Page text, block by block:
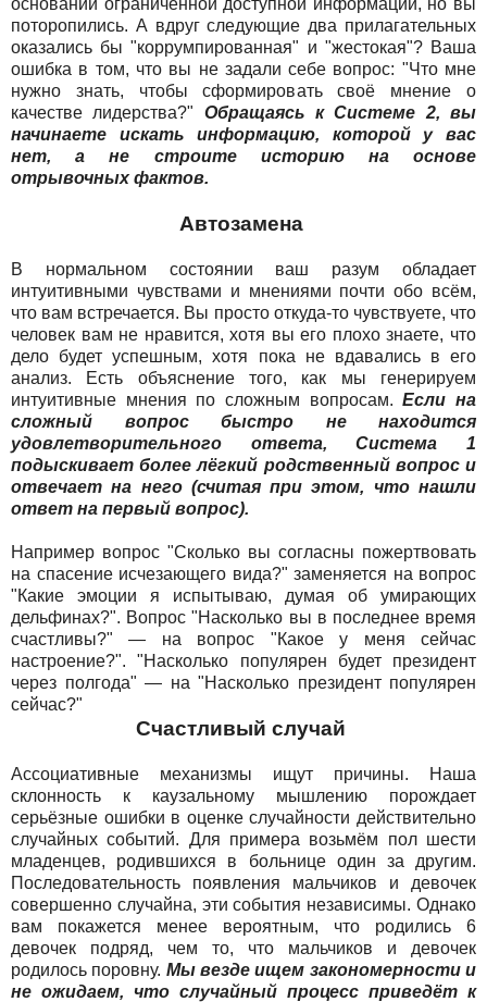
поторопились. А вдруг следующие два прилагательных
оказались бы "коррумпированная" и "жестокая"? Ваша
ошибка в том, что вы не задали себе вопрос: "Что мне
нужно знать, чтобы сформировать своё мнение о
качестве лидерства?" Обращаясь к Системе 2, вы
начинаете искать информацию, которой у вас
нет, а не строите историю на основе
отрывочных фактов.
Автозамена
В нормальном состоянии ваш разум обладает
интуитивными чувствами и мнениями почти обо всём,
что вам встречается. Вы просто откуда-то чувствуете, что
человек вам не нравится, хотя вы его плохо знаете, что
дело будет успешным, хотя пока не вдавались в его
анализ. Есть объяснение того, как мы генерируем
интуитивные мнения по сложным вопросам.Если на
сложный вопрос быстро не находится
удовлетворительного ответа, Система 1
подыскивает более лёгкий родственный вопрос и
отвечает на него (считая при этом, что нашли
ответ на первый вопрос).
Например вопрос "Сколько вы согласны пожертвовать
на спасение исчезающего вида?" заменяется на вопрос
"Какие эмоции я испытываю, думая об умирающих
дельфинах?". Вопрос "Насколько вы в последнее время
счастливы?" — на вопрос "Какое у меня сейчас
настроение?". "Насколько популярен будет президент
через полгода" — на "Насколько президент популярен
сейчас?"
Счастливый случай
Ассоциативные механизмы ищут причины. Наша
склонность к каузальному мышлению порождает
серьёзные ошибки в оценке случайности действительно
случайных событий. Для примера возьмём пол шести
младенцев, родившихся в больнице один за другим.
Последовательность появления мальчиков и девочек
совершенно случайна, эти события независимы. Однако
вам покажется менее вероятным, что родились 6
девочек подряд, чем то, что мальчиков и девочек
родилось поровну. Мы везде ищем закономерности и
не ожидаем, что случайный процесс приведёт к